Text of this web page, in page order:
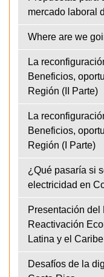
mercado laboral
Where are we
La
Beneficios,
Región (II Parte)
La
Beneficios,
Región (I Parte)
¿Qué pasaría si
electricidad en
Presentación del
Reactivación
Latina y el
Desafíos de la